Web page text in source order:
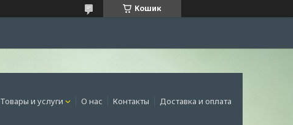
Кошик
Товары и услуги О нас Контакты Доставка и оплата